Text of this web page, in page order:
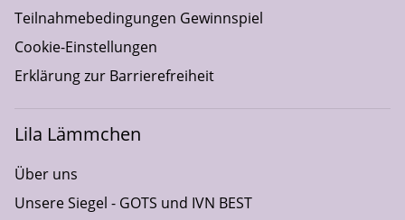
Teilnahmebedingungen Gewinnspiel
Cookie-Einstellungen
Erklärung zur Barrierefreiheit
Lila Lämmchen
Über uns
Unsere Siegel - GOTS und IVN BEST